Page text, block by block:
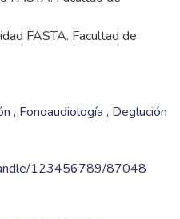
FASTA. Facultad de
, Fonoaudiología , Deglución
123456789/87048